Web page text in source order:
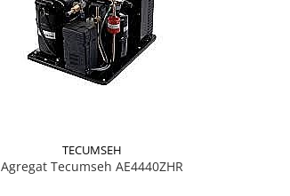
TECUMSEH
Agregat Tecumseh AE4440ZHR